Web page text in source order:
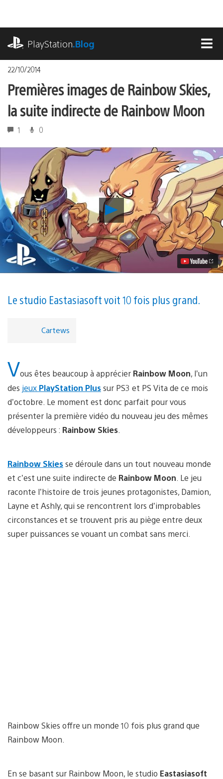
contenu
PlayStation.Blog
22/10/2014
Premières images de Rainbow Skies,
la suite indirecte de Rainbow Moon
1 0
Lancer
la
vidéo
Premières
images
de
Rainbow
Skies,
indirecte
de
Le studio Eastasiasoft voit 10 fois plus grand.
Cartews
Vous êtes beaucoup à apprécier Rainbow Moon, l’un
des jeux PlayStation Plussur PS3 et PS Vita de ce mois
d’octobre. Le moment est donc parfait pour vous
présenter la première vidéo du nouveau jeu des mêmes
développeurs : Rainbow Skies
Rainbow Skiesse déroule dans un tout nouveau monde
et c’est une suite indirecte de Rainbow Moon . Le jeu
raconte l’histoire de trois jeunes protagonistes, Damion,
Layne et Ashly, qui se rencontrent lors d’improbables
circonstances et se trouvent pris au piège entre deux
super puissances se vouant un combat sans merci.
Rainbow Skies offre un monde 10 fois plus grand que
Rainbow Moon.
En se basant sur Rainbow Moon, le studio Eastasiasoft